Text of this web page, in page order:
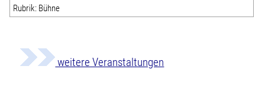
Rubrik: Bühne
weitere Veranstaltungen